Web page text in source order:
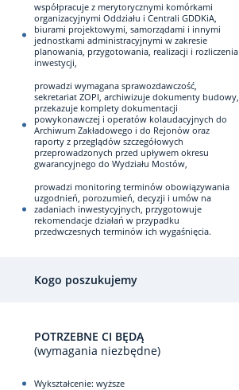
współpracuje z merytorycznymi komórkami
organizacyjnymi Oddziału i Centrali GDDKiA,
biurami projektowymi, samorządami i innymi
jednostkami administracyjnymi w zakresie
planowania, przygotowania, realizacji i rozliczenia
inwestycji,
prowadzi wymagana sprawozdawczość,
sekretariat ZOPI, archiwizuje dokumenty budowy,
przekazuje komplety dokumentacji
powykonawczej i operatów kolaudacyjnych do
Archiwum Zakładowego i do Rejonów oraz
raporty z przeglądów szczegółowych
przeprowadzonych przed upływem okresu
gwarancyjnego do Wydziału Mostów,
prowadzi monitoring terminów obowiązywania
uzgodnień, porozumień, decyzji i umów na
zadaniach inwestycyjnych, przygotowuje
rekomendacje działań w przypadku
przedwczesnych terminów ich wygaśnięcia.
Kogo poszukujemy
POTRZEBNE CI BĘDĄ
(wymagania niezbędne)
Wykształcenie: wyższe